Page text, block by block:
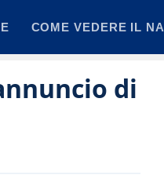
COME VEDERE IL
di